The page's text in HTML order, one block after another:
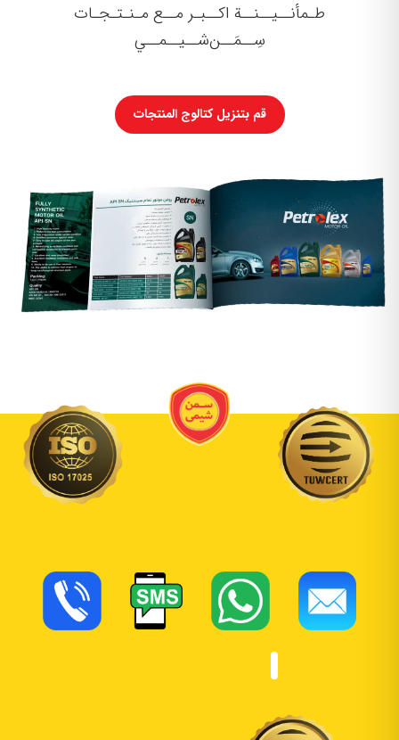
الشراء
اتصل
بنا
معلومات
تسجيل
الدخول
طـمأنــيــنــة اکــبـر مــع مـنـتـجـات
سِــمَــن‌شــیــمــي
قم بتنزيل كتالوج المنتجات